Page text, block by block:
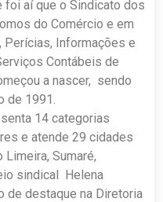
foi aí que o Sindicato dos
do Comércio e em
Informações e
Contábeis de
a nascer, sendo
de 1991.
14 categorias
e atende 29 cidades
Sumaré,
sindical Helena
de destaque na Diretoria